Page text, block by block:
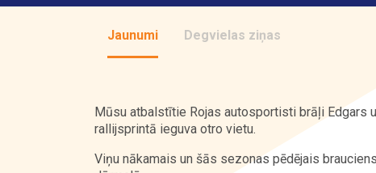
Jaunumi Degvielas ziņas
Mūsu atbalstītie Rojas autosportisti brāļi Edgars
rallijsprintā ieguva otro vietu.
Viņu nākamais un šās sezonas pēdējais